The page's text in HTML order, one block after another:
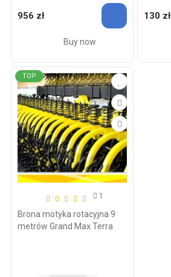
956 zł
Buy now
130 zł
1
Brona motyka rotacyjna 9
metrów Grand Max Terra
TOP